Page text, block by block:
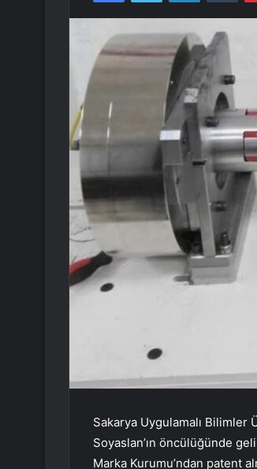
Sakarya Uygulamalı
Soyaslan’ın öncülüğünde
Marka Kurumu’ndan patent